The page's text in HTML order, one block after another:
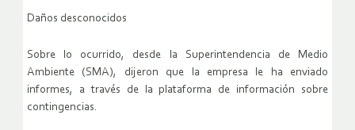
Daños desconocidos
Sobre lo ocurrido, desde la Superintendencia de Medio
Ambiente (SMA), dijeron que la empresa le ha enviado
informes, a través de la plataforma de información sobre
contingencias.